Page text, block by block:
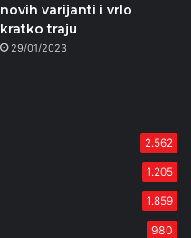
novih varijanti i vrlo
kratko traju
29/01/2023
2.562
1.205
1.859
980